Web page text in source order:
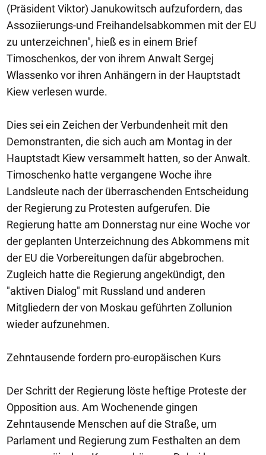
(Präsident Viktor) Janukowitsch aufzufordern, das
Assoziierungs-und Freihandelsabkommen mit der EU
zu unterzeichnen", hieß es in einem Brief
Timoschenkos, der von ihrem Anwalt Sergej
Wlassenko vor ihren Anhängern in der Hauptstadt
Kiew verlesen wurde.
Dies sei ein Zeichen der Verbundenheit mit den
Demonstranten, die sich auch am Montag in der
Hauptstadt Kiew versammelt hatten, so der Anwalt.
Timoschenko hatte vergangene Woche ihre
Landsleute nach der überraschenden Entscheidung
der Regierung zu Protesten aufgerufen. Die
Regierung hatte am Donnerstag nur eine Woche vor
der geplanten Unterzeichnung des Abkommens mit
der EU die Vorbereitungen dafür abgebrochen.
Zugleich hatte die Regierung angekündigt, den
"aktiven Dialog" mit Russland und anderen
Mitgliedern der von Moskau geführten Zollunion
wieder aufzunehmen.
Zehntausende fordern pro-europäischen Kurs
Der Schritt der Regierung löste heftige Proteste der
Opposition aus. Am Wochenende gingen
Zehntausende Menschen auf die Straße, um
Parlament und Regierung zum Festhalten an dem